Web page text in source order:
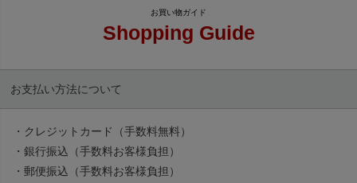
Shopping Guide
お支払い方法について
・クレジットカード（手数料無料）
・銀行振込（手数料お客様負担）
・郵便振込（手数料お客様負担）